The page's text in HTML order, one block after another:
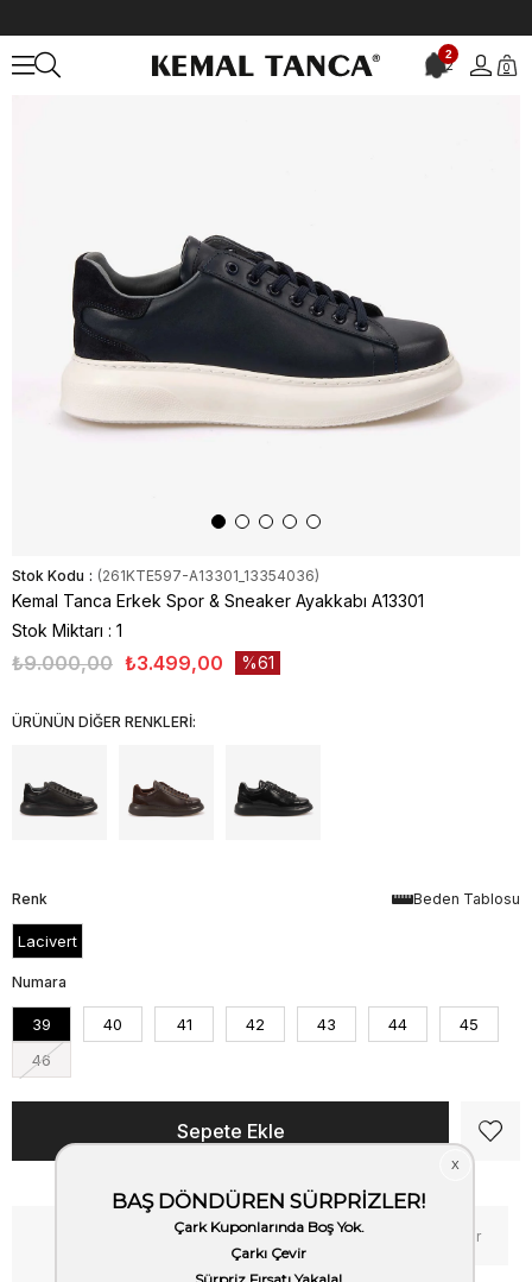
2
2 0
Stok Kodu (261KTE597-A13301_13354036)
Kemal Tanca Erkek Spor & Sneaker Ayakkabı A13301
Stok Miktarı : 1
₺9.000,00 ₺3.499,00 61
ÜRÜNÜN DİĞER RENKLERİ:
Beden Tablosu
Renk
Lacivert
Numara
39 40 41 42 43 44
45
46
Fiyat Düşünce Haber Ver